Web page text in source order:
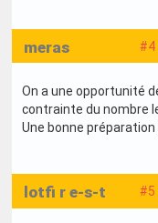
#4
meras
On a une opportunité
contrainte du nombre
Une bonne
#5
lotfi r e-s-t